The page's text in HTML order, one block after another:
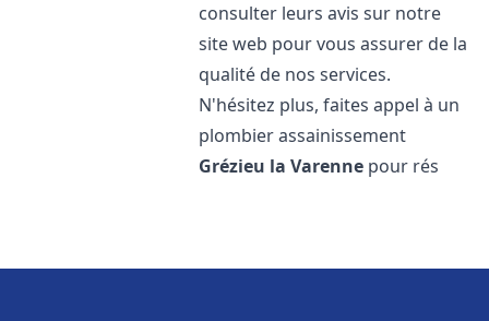
consulter leurs avis sur notre
site web pour vous assurer de la
qualité de nos services.
N'hésitez plus, faites appel à un
plombier assainissement
Grézieu la Varenne pour rés